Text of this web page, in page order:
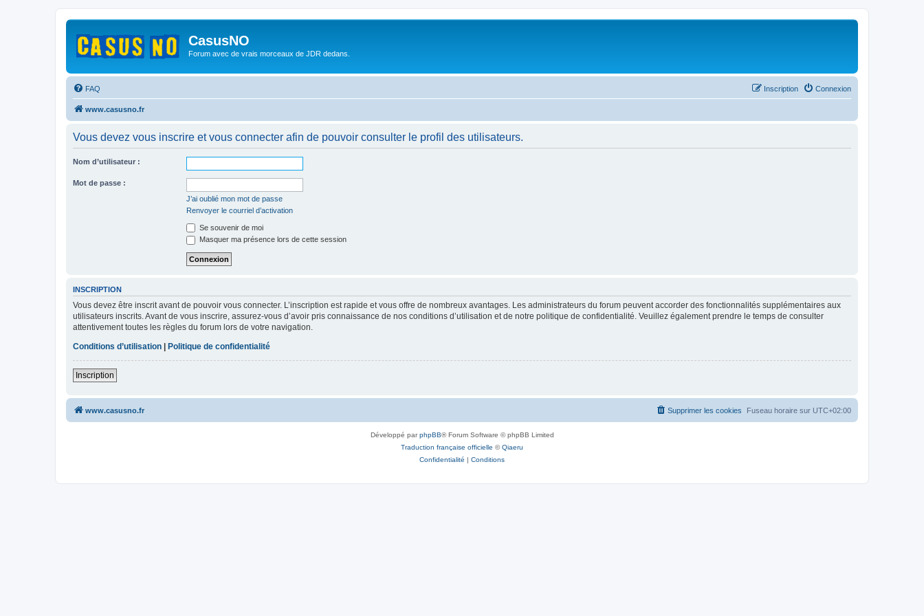
CasusNO
Forum avec de vrais morceaux de JDR dedans.
FAQ Connexion
Inscription
www.casusno.fr
Vous devez vous inscrire et vous connecter afin de pouvoir consulter le profil des utilisateurs.
Nom d’utilisateur :
Mot de passe :
J’ai oublié mon mot de passe
Renvoyer le courriel d’activation
Se souvenir de moi
Masquer ma présence lors de cette session
INSCRIPTION
Vous devez être inscrit avant de pouvoir vous connecter. L’inscription est rapide et vous offre de nombreux avantages. Les administrateurs du forum peuvent accorder des fonctionnalités supplémentaires aux
utilisateurs inscrits. Avant de vous inscrire, assurez-vous d’avoir pris connaissance de nos conditions d’utilisation et de notre politique de confidentialité. Veuillez également prendre le temps de consulter
attentivement toutes les règles du forum lors de votre navigation.
Conditions d’utilisation
Politique de confidentialité
Inscription
www.casusno.fr Fuseau horaire sur UTC+02:00
Supprimer les cookies
Développé parphpBB® Forum Software © phpBB Limited
Traduction française officielle ©Qiaeru
Confidentialité | Conditions